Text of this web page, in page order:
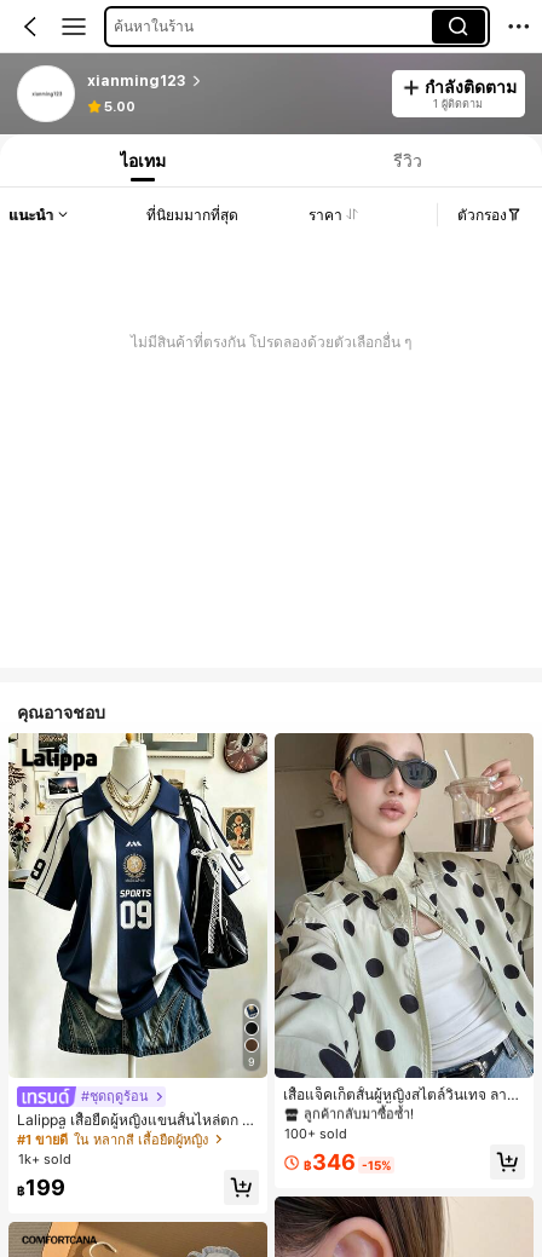
ค้นหาในร้าน
xianming123
5.00
กำลังติดตาม
1 ผู้ติดตาม
ไอเทม รีวิว
แนะนำ ที่นิยมมากที่สุด ราคา ตัวกรอง
ไม่มีสินค้าที่ตรงกัน โปรดลองด้วยตัวเลือกอื่น ๆ
คุณอาจชอบ
9
#ชุดฤดูร้อน
Lalippa เสื้อยืดผู้หญิงแขนสั้นไหล่ตก ค
อวีปกเสื้อ ลายพิมพ์ดิจิทัลลายทาง สไตล์
สปอร์ตแฟชั่นมินิมอล ของขวัญสำหรับเ
พื่อน
#1 ขายดี ใน หลากสี เสื้อยืดผู้หญิง
1k+ sold
฿199
เสื้อแจ็คเก็ตสั้นผู้หญิงสไตล์วินเทจ ลายจุ
ดขนาดใหญ่ คอตั้ง เอวเข้ารูป แขนพอง
ทรงหลวม แฟชั่นอเนกประสงค์ สำหรับใ
#1 ขายดี
ใน กระเป๋า เสื้อคลุมลำลอง
ลูกค้ากลับมาซื้อซ้ำ!
#1 ขายดี ใน กระเป๋า เสื้อคลุมลำลอง
ลูกค้ากลับมาซื้อซ้ำ!
#1 ขายดี ใน กระเป๋า เสื้อคลุมลำลอง
ลูกค้ากลับมาซื้อซ้ำ!
#1 ขายดี ใน กระเป๋า เสื้อคลุมลำลอง
100+ sold
฿346 -15%